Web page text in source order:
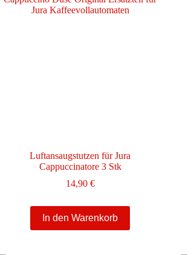
Luftansaugstutzen für Jura
Cappuccinatore 3 Stk
14,90 €
In den Warenkorb